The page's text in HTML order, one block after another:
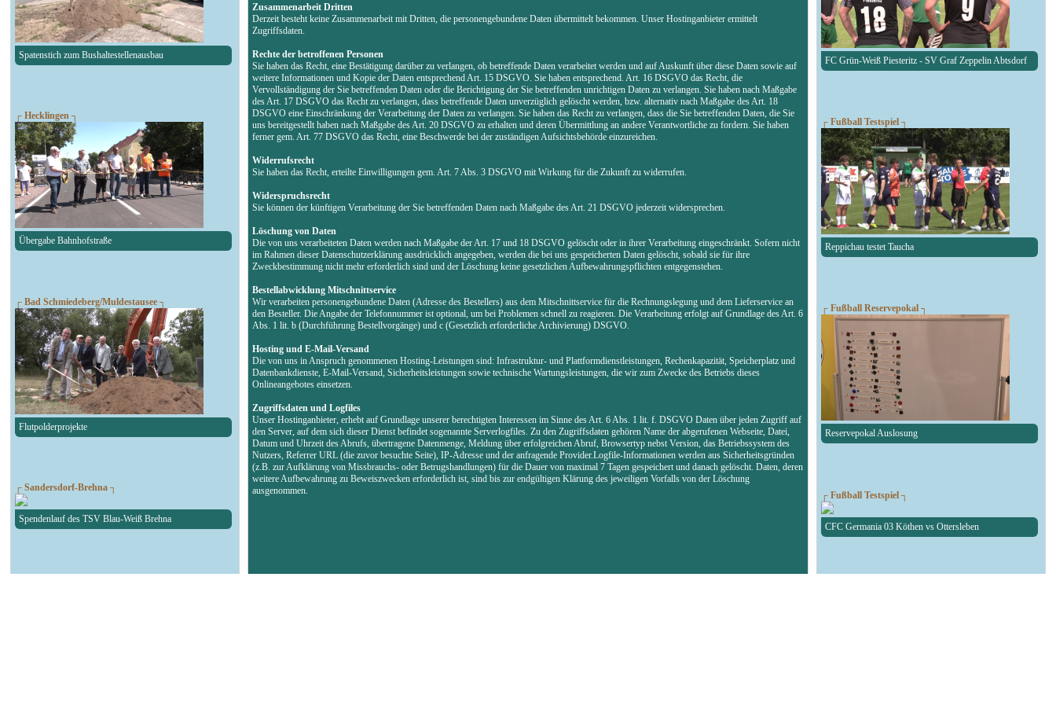
Spatenstich zum Bushaltestellenausbau
┌ Hecklingen ┐
Übergabe Bahnhofstraße
┌ Bad Schmiedeberg/Muldestausee ┐
Flutpolderprojekte
┌ Sandersdorf-Brehna ┐
Spendenlauf des TSV Blau-Weiß Brehna
Zusammenarbeit Dritten
Derzeit besteht keine Zusammenarbeit mit Dritten, die personengebundene Daten übermittelt bekommen. Unser Hostinganbieter ermittelt
Zugriffsdaten.
Rechte der betroffenen Personen
Sie haben das Recht, eine Bestätigung darüber zu verlangen, ob betreffende Daten verarbeitet werden und auf Auskunft über diese Daten sowie auf
weitere Informationen und Kopie der Daten entsprechend Art. 15 DSGVO. Sie haben entsprechend. Art. 16 DSGVO das Recht, die
Vervollständigung der Sie betreffenden Daten oder die Berichtigung der Sie betreffenden unrichtigen Daten zu verlangen. Sie haben nach Maßgabe
des Art. 17 DSGVO das Recht zu verlangen, dass betreffende Daten unverzüglich gelöscht werden, bzw. alternativ nach Maßgabe des Art. 18
DSGVO eine Einschränkung der Verarbeitung der Daten zu verlangen. Sie haben das Recht zu verlangen, dass die Sie betreffenden Daten, die Sie
uns bereitgestellt haben nach Maßgabe des Art. 20 DSGVO zu erhalten und deren Übermittlung an andere Verantwortliche zu fordern. Sie haben
ferner gem. Art. 77 DSGVO das Recht, eine Beschwerde bei der zuständigen Aufsichtsbehörde einzureichen.
Widerrufsrecht
Sie haben das Recht, erteilte Einwilligungen gem. Art. 7 Abs. 3 DSGVO mit Wirkung für die Zukunft zu widerrufen.
Widerspruchsrecht
Sie können der künftigen Verarbeitung der Sie betreffenden Daten nach Maßgabe des Art. 21 DSGVO jederzeit widersprechen.
Löschung von Daten
Die von uns verarbeiteten Daten werden nach Maßgabe der Art. 17 und 18 DSGVO gelöscht oder in ihrer Verarbeitung eingeschränkt. Sofern nicht
im Rahmen dieser Datenschutzerklärung ausdrücklich angegeben, werden die bei uns gespeicherten Daten gelöscht, sobald sie für ihre
Zweckbestimmung nicht mehr erforderlich sind und der Löschung keine gesetzlichen Aufbewahrungspflichten entgegenstehen.
Bestellabwicklung Mitschnittservice
Wir verarbeiten personengebundene Daten (Adresse des Bestellers) aus dem Mitschnittservice für die Rechnungslegung und dem Lieferservice an
den Besteller. Die Angabe der Telefonnummer ist optional, um bei Problemen schnell zu reagieren. Die Verarbeitung erfolgt auf Grundlage des Art. 6
Abs. 1 lit. b (Durchführung Bestellvorgänge) und c (Gesetzlich erforderliche Archivierung) DSGVO.
Hosting und E-Mail-Versand
Die von uns in Anspruch genommenen Hosting-Leistungen sind: Infrastruktur- und Plattformdienstleistungen, Rechenkapazität, Speicherplatz und
Datenbankdienste, E-Mail-Versand, Sicherheitsleistungen sowie technische Wartungsleistungen, die wir zum Zwecke des Betriebs dieses
Onlineangebotes einsetzen.
Zugriffsdaten und Logfiles
Unser Hostinganbieter, erhebt auf Grundlage unserer berechtigten Interessen im Sinne des Art. 6 Abs. 1 lit. f. DSGVO Daten über jeden Zugriff auf
den Server, auf dem sich dieser Dienst befindet sogenannte Serverlogfiles. Zu den Zugriffsdaten gehören Name der abgerufenen Webseite, Datei,
Datum und Uhrzeit des Abrufs, übertragene Datenmenge, Meldung über erfolgreichen Abruf, Browsertyp nebst Version, das Betriebssystem des
Nutzers, Referrer URL (die zuvor besuchte Seite), IP-Adresse und der anfragende Provider.Logfile-Informationen werden aus Sicherheitsgründen
(z.B. zur Aufklärung von Missbrauchs- oder Betrugshandlungen) für die Dauer von maximal 7 Tagen gespeichert und danach gelöscht. Daten, deren
weitere Aufbewahrung zu Beweiszwecken erforderlich ist, sind bis zur endgültigen Klärung des jeweiligen Vorfalls von der Löschung
ausgenommen.
FC Grün-Weiß Piesteritz - SV Graf Zeppelin Abtsdorf
┌ Fußball Testspiel ┐
Reppichau testet Taucha
┌ Fußball Reservepokal ┐
Reservepokal Auslosung
┌ Fußball Testspiel ┐
CFC Germania 03 Köthen vs Ottersleben